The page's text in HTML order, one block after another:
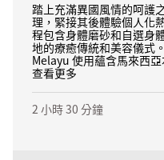
踏上充滿異國風情的呵護
理，緊接其後體驗個人化
程包含身體磨砂和自選身
地的療癒傳統和美容儀式
Melayu 使用蘊含馬來西
查看更多
2 小時 30 分鐘